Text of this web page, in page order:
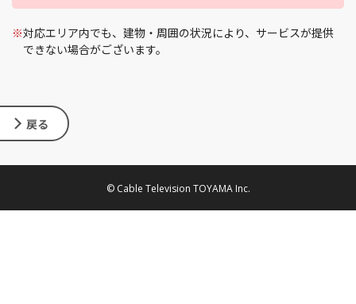
※対応エリア内でも、建物・周囲の状況により、サービスが提供
できない場合がございます。
戻る
© Cable Television TOYAMA Inc.